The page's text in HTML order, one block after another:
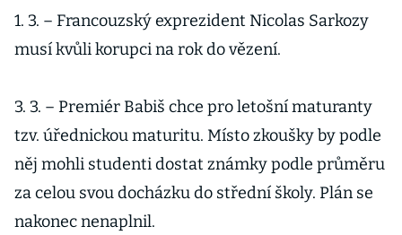
1. 3. – Francouzský exprezident Nicolas Sarkozy
musí kvůli korupci na rok do vězení.
3. 3. – Premiér Babiš chce pro letošní maturanty
tzv. úřednickou maturitu. Místo zkoušky by podle
něj mohli studenti dostat známky podle průměru
za celou svou docházku do střední školy. Plán se
nakonec nenaplnil.